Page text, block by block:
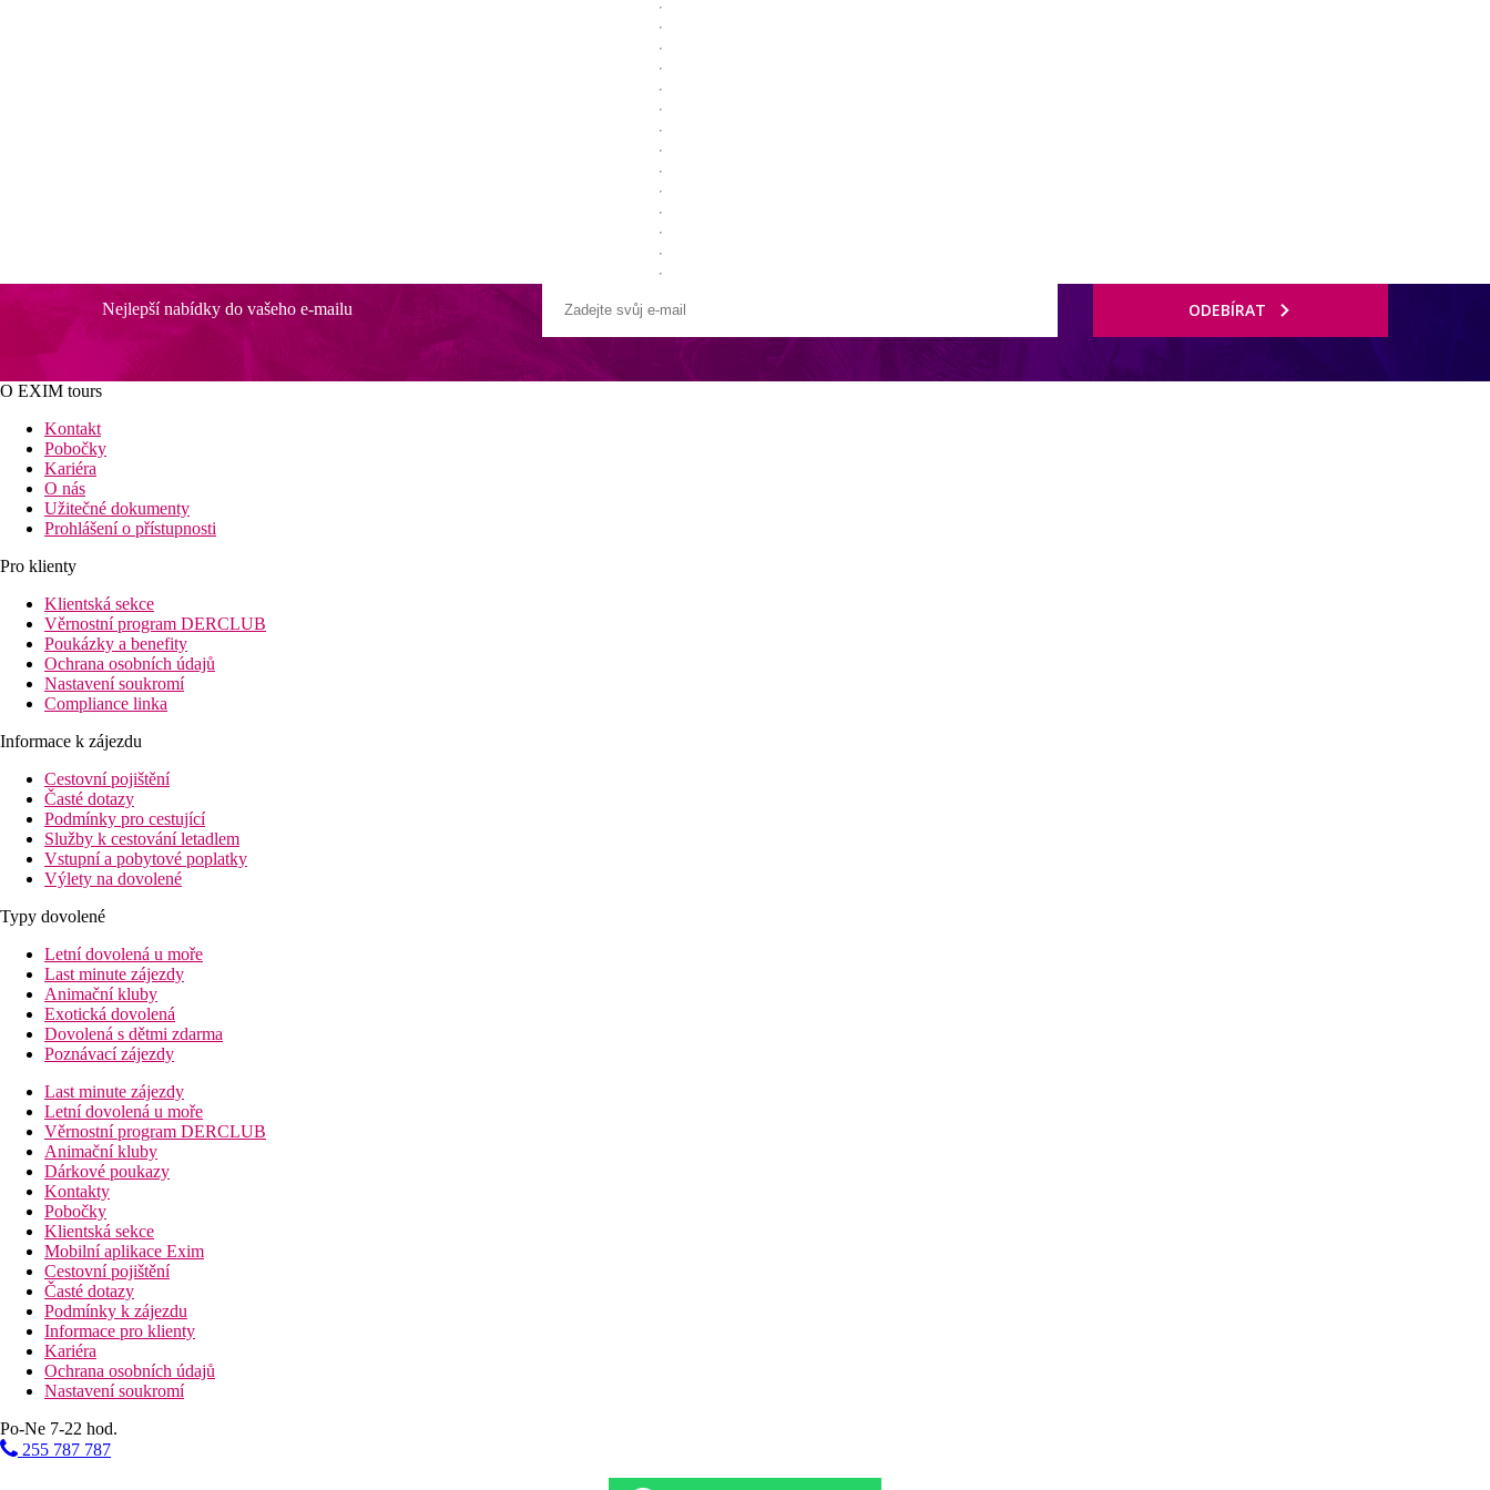
Nejlepší nabídky do vašeho e-mailu ODEBÍRAT
O EXIM tours
Kontakt
Pobočky
Kariéra
O nás
Užitečné dokumenty
Prohlášení o přístupnosti
Pro klienty
Klientská sekce
Věrnostní program DERCLUB
Poukázky a benefity
Ochrana osobních údajů
Nastavení soukromí
Compliance linka
Informace k zájezdu
Cestovní pojištění
Časté dotazy
Podmínky pro cestující
Služby k cestování letadlem
Vstupní a pobytové poplatky
Výlety na dovolené
Typy dovolené
Letní dovolená u moře
Last minute zájezdy
Animační kluby
Exotická dovolená
Dovolená s dětmi zdarma
Poznávací zájezdy
Last minute zájezdy
Letní dovolená u moře
Věrnostní program DERCLUB
Animační kluby
Dárkové poukazy
Kontakty
Pobočky
Klientská sekce
Mobilní aplikace Exim
Cestovní pojištění
Časté dotazy
Podmínky k zájezdu
Informace pro klienty
Kariéra
Ochrana osobních údajů
Nastavení soukromí
Po-Ne 7-22 hod.
255 787 787